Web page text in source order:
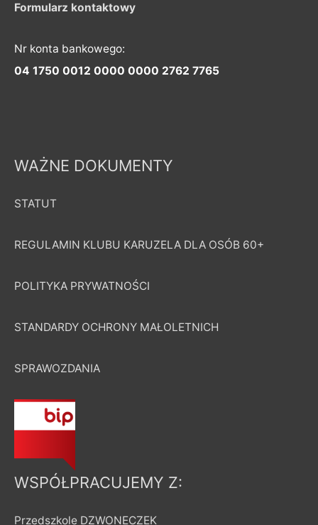
Formularz kontaktowy
Nr konta bankowego:
04 1750 0012 0000 0000 2762 7765
WAŻNE DOKUMENTY
STATUT
REGULAMIN KLUBU KARUZELA DLA OSÓB 60+
POLITYKA PRYWATNOŚCI
STANDARDY OCHRONY MAŁOLETNICH
SPRAWOZDANIA
WSPÓŁPRACUJEMY Z:
Przedszkole DZWONECZEK